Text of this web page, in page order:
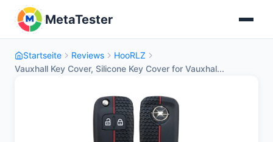
MetaTester
Startseite Reviews
HooRLZ
Vauxhall Key Cover, Silicone Key Cover for Vauxhal...